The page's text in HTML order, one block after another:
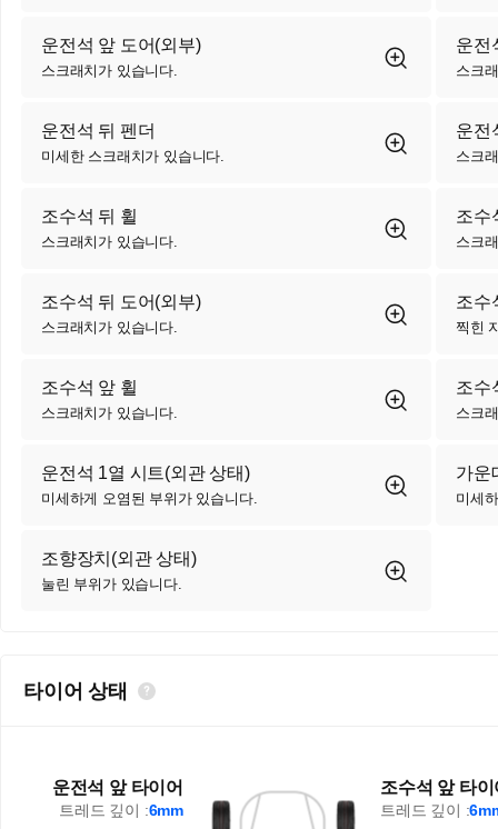
운전석 앞 도어(외부)
스크래치가 있습니다.
운전
스크
운전석 뒤 펜더
미세한 스크래치가 있습니다.
운전
스크
조수석 뒤 휠
스크래치가 있습니다.
조수
스크
조수석 뒤 도어(외부)
스크래치가 있습니다.
조수
찍힌
조수석 앞 휠
스크래치가 있습니다.
조수
스크
운전석 1열 시트(외관 상태)
미세하게 오염된 부위가 있습니다.
가운
미세
조향장치(외관 상태)
눌린 부위가 있습니다.
타이어 상태
운전석 앞 타이어
트레드 깊이 :6mm
조수석 앞 타이
트레드 깊이 :